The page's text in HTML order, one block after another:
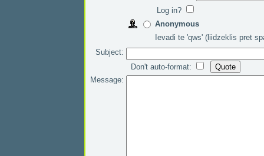
Log in?
Anonymous
Ievadi te 'qws' (liidzeklis pret
Subject:
Don't auto-format:
Message: